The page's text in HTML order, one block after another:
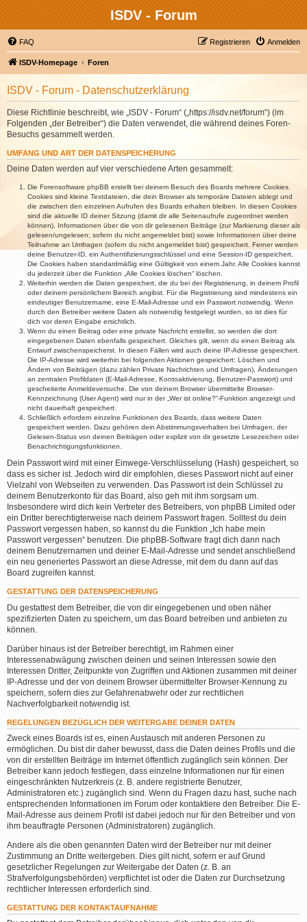
ISDV - Forum
FAQ Anmelden
Registrieren
ISDV-Homepage Foren
ISDV - Forum - Datenschutzerklärung
Diese Richtlinie beschreibt, wie „ISDV - Forum“ („https://isdv.net/forum“) (im
Folgenden „der Betreiber“) die Daten verwendet, die während deines Foren-
Besuchs gesammelt werden.
UMFANG UND ART DER DATENSPEICHERUNG
Deine Daten werden auf vier verschiedene Arten gesammelt:
Die Forensoftware phpBB erstellt bei deinem Besuch des Boards mehrere Cookies.
Cookies sind kleine Textdateien, die dein Browser als temporäre Dateien ablegt und
die zwischen den einzelnen Aufrufen des Boards erhalten bleiben. In diesen Cookies
sind die aktuelle ID deiner Sitzung (damit dir alle Seitenaufrufe zugeordnet werden
können), Informationen über die von dir gelesenen Beiträge (zur Markierung dieser als
gelesen/ungelesen; sofern du nicht angemeldet bist) sowie Informationen über deine
Teilnahme an Umfragen (sofern du nicht angemeldet bist) gespeichert. Ferner werden
deine Benutzer-ID, ein Authentifizierungsschlüssel und eine Session-ID gespeichert.
Die Cookies haben standardmäßig eine Gültigkeit von einem Jahr. Alle Cookies kannst
du jederzeit über die Funktion „Alle Cookies löschen“ löschen.
Weiterhin werden die Daten gespeichert, die du bei der Registrierung, in deinem Profil
oder deinem persönlichem Bereich angibst. Für die Registrierung sind mindestens ein
eindeutiger Benutzername, eine E-Mail-Adresse und ein Passwort notwendig. Wenn
durch den Betreiber weitere Daten als notwendig festgelegt wurden, so ist dies für
dich vor deren Eingabe ersichtlich.
Wenn du einen Beitrag oder eine private Nachricht erstellst, so werden die dort
eingegebenen Daten ebenfalls gespeichert. Gleiches gilt, wenn du einen Beitrag als
Entwurf zwischenspeicherst. In diesen Fällen wird auch deine IP-Adresse gespeichert.
Die IP-Adresse wird weiterhin bei folgenden Aktionen gespeichert: Löschen und
Ändern von Beiträgen (dazu zählen Private Nachrichten und Umfragen), Änderungen
an zentralen Profildaten (E-Mail-Adresse, Kontoaktivierung, Benutzer-Passwort) und
gescheiterte Anmeldeversuche. Die von deinem Browser übermittelte Browser-
Kennzeichnung (User Agent) wird nur in der „Wer ist online?“-Funktion angezeigt und
nicht dauerhaft gespeichert.
Schließlich erfordern einzelne Funktionen des Boards, dass weitere Daten
gespeichert werden. Dazu gehören dein Abstimmungsverhalten bei Umfragen, der
Gelesen-Status von deinen Beiträgen oder explizit von dir gesetzte Lesezeichen oder
Benachrichtigungsfunktionen.
Dein Passwort wird mit einer Einwege-Verschlüsselung (Hash) gespeichert, so
dass es sicher ist. Jedoch wird dir empfohlen, dieses Passwort nicht auf einer
Vielzahl von Webseiten zu verwenden. Das Passwort ist dein Schlüssel zu
deinem Benutzerkonto für das Board, also geh mit ihm sorgsam um.
Insbesondere wird dich kein Vertreter des Betreibers, von phpBB Limited oder
ein Dritter berechtigterweise nach deinem Passwort fragen. Solltest du dein
Passwort vergessen haben, so kannst du die Funktion „Ich habe mein
Passwort vergessen“ benutzen. Die phpBB-Software fragt dich dann nach
deinem Benutzernamen und deiner E-Mail-Adresse und sendet anschließend
ein neu generiertes Passwort an diese Adresse, mit dem du dann auf das
Board zugreifen kannst.
GESTATTUNG DER DATENSPEICHERUNG
Du gestattest dem Betreiber, die von dir eingegebenen und oben näher
spezifizierten Daten zu speichern, um das Board betreiben und anbieten zu
können.
Darüber hinaus ist der Betreiber berechtigt, im Rahmen einer
Interessenabwägung zwischen deinen und seinen Interessen sowie den
Interessen Dritter, Zeitpunkte von Zugriffen und Aktionen zusammen mit deiner
IP-Adresse und der von deinem Browser übermittelter Browser-Kennung zu
speichern, sofern dies zur Gefahrenabwehr oder zur rechtlichen
Nachverfolgbarkeit notwendig ist.
REGELUNGEN BEZÜGLICH DER WEITERGABE DEINER DATEN
Zweck eines Boards ist es, einen Austausch mit anderen Personen zu
ermöglichen. Du bist dir daher bewusst, dass die Daten deines Profils und die
von dir erstellten Beiträge im Internet öffentlich zugänglich sein können. Der
Betreiber kann jedoch festlegen, dass einzelne Informationen nur für einen
eingeschränkten Nutzerkreis (z. B. andere registrierte Benutzer,
Administratoren etc.) zugänglich sind. Wenn du Fragen dazu hast, suche nach
entsprechenden Informationen im Forum oder kontaktiere den Betreiber. Die E-
Mail-Adresse aus deinem Profil ist dabei jedoch nur für den Betreiber und von
ihm beauftragte Personen (Administratoren) zugänglich.
Andere als die oben genannten Daten wird der Betreiber nur mit deiner
Zustimmung an Dritte weitergeben. Dies gilt nicht, sofern er auf Grund
gesetzlicher Regelungen zur Weitergabe der Daten (z. B. an
Strafverfolgungsbehörden) verpflichtet ist oder die Daten zur Durchsetzung
rechtlicher Interessen erforderlich sind.
GESTATTUNG DER KONTAKTAUFNAHME